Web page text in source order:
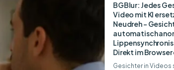
BGBlur: Jedes
Video mit KI
Neudreh –
automatisch
Direkt im
Gesichter in Videos